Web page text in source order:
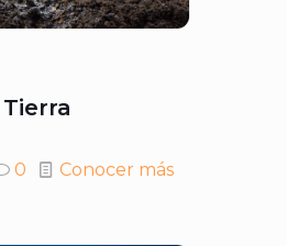
0 Conocer más